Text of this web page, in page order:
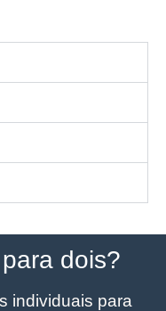
dois?
individuais para